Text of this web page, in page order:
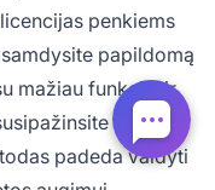
penkiems
papildomą
mažiau funkcijų ir
su
padeda valdyti